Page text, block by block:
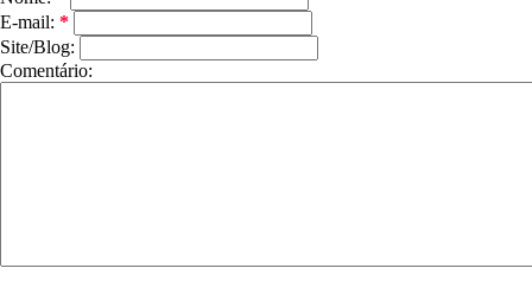
E-mail: *
Site/Blog:
Comentário: